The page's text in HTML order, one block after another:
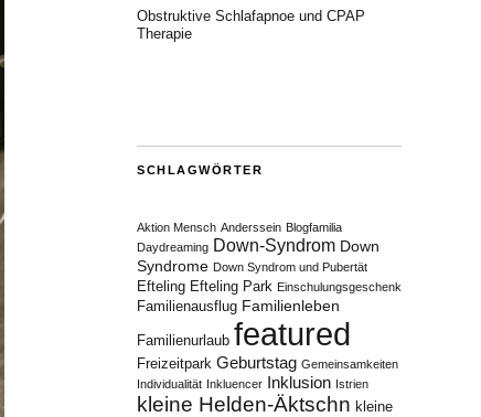
Obstruktive Schlafapnoe und CPAP
Therapie
SCHLAGWÖRTER
Aktion Mensch Anderssein Blogfamilia
Daydreaming Down-Syndrom Down
Syndrome Down Syndrom und Pubertät
Efteling Efteling Park Einschulungsgeschenk
Familienausflug Familienleben
Familienurlaub featured
Freizeitpark Geburtstag Gemeinsamkeiten
Individualität Inkluencer Inklusion Istrien
kleine Helden-Äktschn kleine